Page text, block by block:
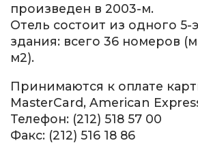
произведен в 2003-м.
Отель состоит из одного 5-
здания: всего 36 номеров
м2).
Принимаются к оплате
MasterCard, American
Телефон: (212) 518 57 00
Факс: (212) 516 18 86